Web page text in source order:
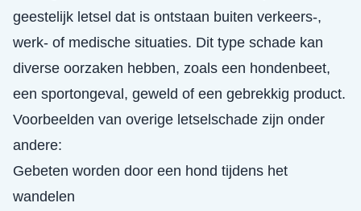
geestelijk letsel dat is ontstaan buiten verkeers-,
werk- of medische situaties. Dit type schade kan
diverse oorzaken hebben, zoals een hondenbeet,
een sportongeval, geweld of een gebrekkig product.
Voorbeelden van overige letselschade zijn onder
andere:
Gebeten worden door een hond tijdens het
wandelen